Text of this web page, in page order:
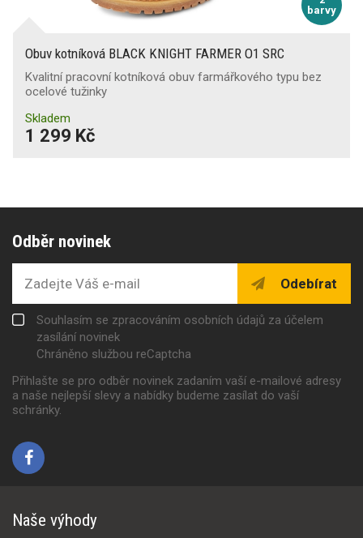
barvy
Obuv kotníková BLACK KNIGHT FARMER O1 SRC
Kvalitní pracovní kotníková obuv farmářkového typu bez
ocelové tužinky
Skladem
1 299 Kč
Odběr novinek
Odebírat
Souhlasím se zpracováním osobních údajů za účelem
zasílání novinek
Chráněno službou reCaptcha
Přihlašte se pro odběr novinek zadaním vaší e-mailové adresy
a naše nejlepší slevy a nabídky budeme zasílat do vaší
schránky.
Naše výhody